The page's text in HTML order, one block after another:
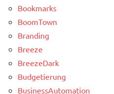
Bookmarks
BoomTown
Branding
Breeze
BreezeDark
Budgetierung
BusinessAutomation